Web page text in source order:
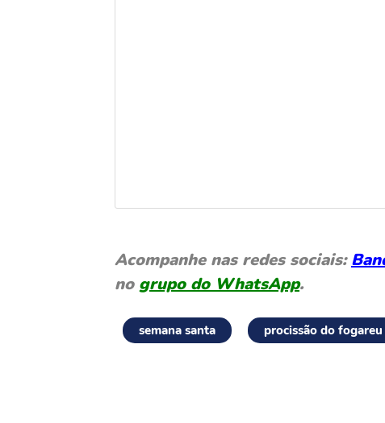
Acompanhe nas redes sociais:
no grupo do WhatsApp.
semana santa procissão do fogareu